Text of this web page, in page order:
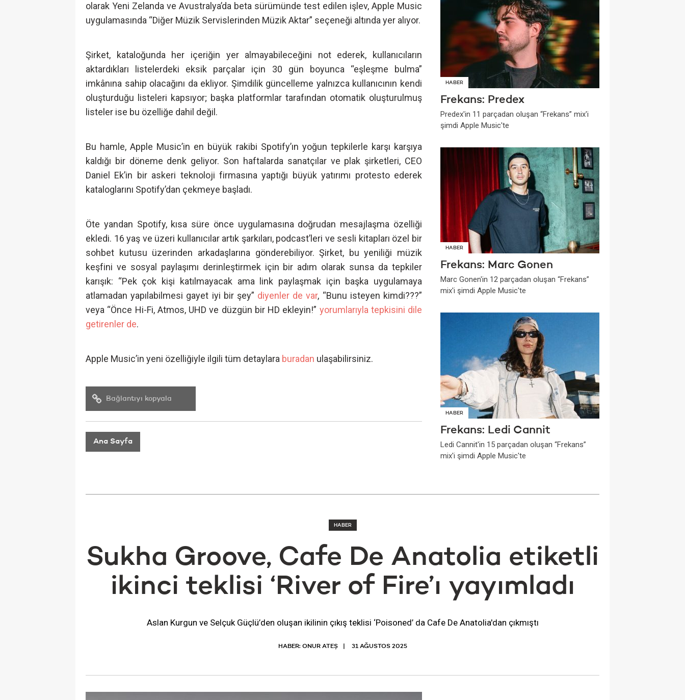
olarak Yeni Zelanda ve Avustralya’da beta sürümünde test edilen işlev, Apple Music
uygulamasında “Diğer Müzik Servislerinden Müzik Aktar” seçeneği altında yer alıyor.
Şirket, kataloğunda her içeriğin yer almayabileceğini not ederek, kullanıcıların
aktardıkları listelerdeki eksik parçalar için 30 gün boyunca “eşleşme bulma”
imkânına sahip olacağını da ekliyor. Şimdilik güncelleme yalnızca kullanıcının kendi
oluşturduğu listeleri kapsıyor; başka platformlar tarafından otomatik oluşturulmuş
listeler ise bu özelliğe dahil değil.
Bu hamle, Apple Music’in en büyük rakibi Spotify’ın yoğun tepkilerle karşı karşıya
kaldığı bir döneme denk geliyor. Son haftalarda sanatçılar ve plak şirketleri, CEO
Daniel Ek’in bir askeri teknoloji firmasına yaptığı büyük yatırımı protesto ederek
kataloglarını Spotify’dan çekmeye başladı.
Öte yandan Spotify, kısa süre önce uygulamasına doğrudan mesajlaşma özelliği
ekledi. 16 yaş ve üzeri kullanıcılar artık şarkıları, podcast’leri ve sesli kitapları özel bir
sohbet kutusu üzerinden arkadaşlarına gönderebiliyor. Şirket, bu yeniliği müzik
keşfini ve sosyal paylaşımı derinleştirmek için bir adım olarak sunsa da tepkiler
karışık: “Pek çok kişi katılmayacak ama link paylaşmak için başka uygulamaya
atlamadan yapılabilmesi gayet iyi bir şey” diyenler de var, “Bunu isteyen kimdi???”
veya “Önce Hi-Fi, Atmos, UHD ve düzgün bir HD ekleyin!” yorumlarıyla tepkisini dile
getirenler de.
Apple Music’in yeni özelliğiyle ilgili tüm detaylara buradan ulaşabilirsiniz.
Bağlantıyı kopyala
Ana Sayfa
HABER
Frekans: Predex
Predex'in 11 parçadan oluşan “Frekans” mix'i
şimdi Apple Music'te
HABER
Frekans: Marc Gonen
Marc Gonen'in 12 parçadan oluşan “Frekans”
mix'i şimdi Apple Music'te
HABER
Frekans: Ledi Cannit
Ledi Cannit'in 15 parçadan oluşan “Frekans”
mix'i şimdi Apple Music'te
HABER
Sukha Groove, Cafe De Anatolia etiketli
ikinci teklisi ‘River of Fire’ı yayımladı
Aslan Kurgun ve Selçuk Güçlü’den oluşan ikilinin çıkış teklisi ‘Poisoned’ da Cafe De Anatolia'dan çıkmıştı
HABER: ONUR ATEŞ 31 AĞUSTOS 2025